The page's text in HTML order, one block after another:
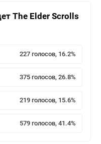
The Elder Scrolls
227 голосов, 16.2%
375 голосов, 26.8%
219 голосов, 15.6%
579 голосов, 41.4%